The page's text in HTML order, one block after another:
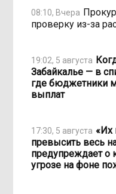
08:10, Вчера
проверку из-за
19:02, 5 августа
Забайкалье — в
где бюджетники
выплат
17:30, 5 августа «Их
превысить весь
предупреждает о
угрозе на фоне